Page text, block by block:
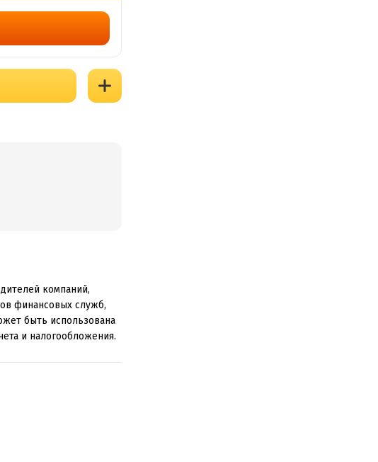
компаний,
финансовых служб,
быть использована
и налогообложения.
языком.